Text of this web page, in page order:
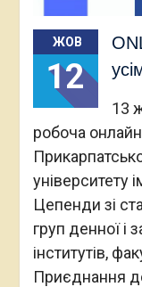
ЖОВ
12
13
робоча
університету
Цепенди зі
груп денної і
інститутів,
Приєднання